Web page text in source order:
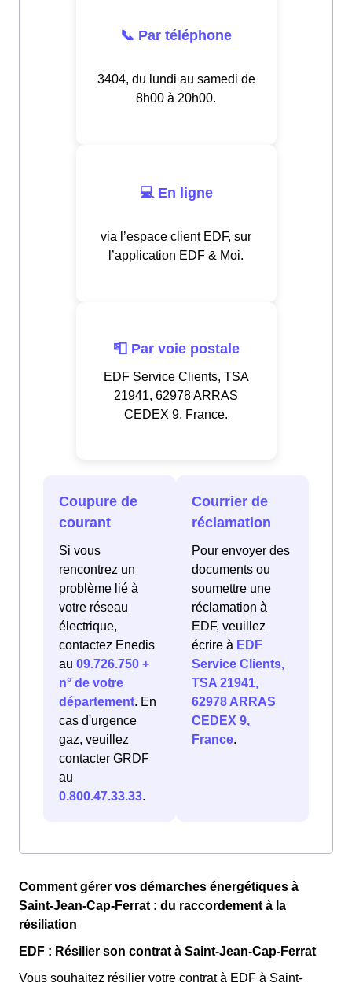
📞 Par téléphone
3404, du lundi au samedi de
8h00 à 20h00.
💻 En ligne
via l’espace client EDF, sur
l’application EDF & Moi.
📮 Par voie postale
EDF Service Clients, TSA
21941, 62978 ARRAS
CEDEX 9, France.
Coupure de
courant
Si vous
rencontrez un
problème lié à
votre réseau
électrique,
contactez Enedis
au 09.726.750 +
n° de votre
département. En
cas d'urgence
gaz, veuillez
contacter GRDF
au
0.800.47.33.33.
Courrier de
réclamation
Pour envoyer des
documents ou
soumettre une
réclamation à
EDF, veuillez
écrire à EDF
Service Clients,
TSA 21941,
62978 ARRAS
CEDEX 9,
France.
Comment gérer vos démarches énergétiques à
Saint-Jean-Cap-Ferrat : du raccordement à la
résiliation
EDF : Résilier son contrat à Saint-Jean-Cap-Ferrat
Vous souhaitez résilier votre contrat à EDF à Saint-